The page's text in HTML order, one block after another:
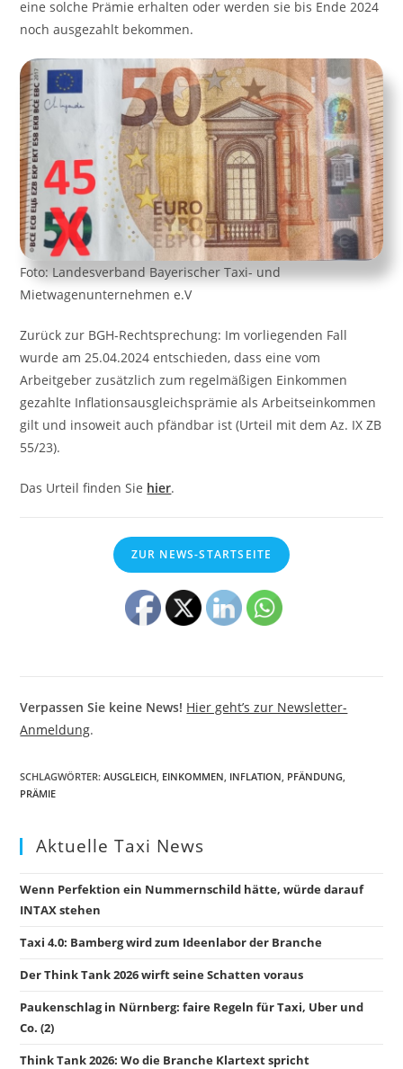
eine solche Prämie erhalten oder werden sie bis Ende 2024
noch ausgezahlt bekommen.
Foto: Landesverband Bayerischer Taxi- und
Mietwagenunternehmen e.V
Zurück zur BGH-Rechtsprechung: Im vorliegenden Fall
wurde am 25.04.2024 entschieden, dass eine vom
Arbeitgeber zusätzlich zum regelmäßigen Einkommen
gezahlte Inflationsausgleichsprämie als Arbeitseinkommen
gilt und insoweit auch pfändbar ist (Urteil mit dem Az. IX ZB
55/23).
Das Urteil finden Sie hier.
ZUR NEWS-STARTSEITE
Verpassen Sie keine News! Hier geht’s zur Newsletter-
Anmeldung.
SCHLAGWÖRTER:AUSGLEICH EINKOMMEN INFLATION PFÄNDUNG
PRÄMIE
Aktuelle Taxi News
Wenn Perfektion ein Nummernschild hätte, würde darauf
INTAX stehen
Taxi 4.0: Bamberg wird zum Ideenlabor der Branche
Der Think Tank 2026 wirft seine Schatten voraus
Paukenschlag in Nürnberg: faire Regeln für Taxi, Uber und
Co. (2)
Think Tank 2026: Wo die Branche Klartext spricht